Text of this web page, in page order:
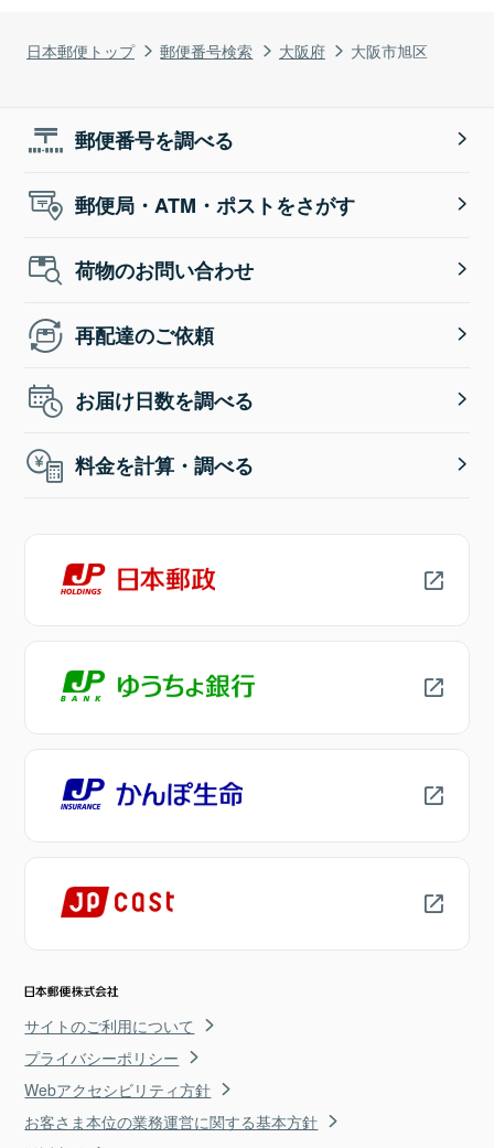
日本郵便トップ 郵便番号検索 大阪府 大阪市旭区
郵便番号を調べる
郵便局・ATM・ポストをさがす
荷物のお問い合わせ
再配達のご依頼
お届け日数を調べる
料金を計算・調べる
サイトのご利用について
プライバシーポリシー
Webアクセシビリティ方針
お客さま本位の業務運営に関する基本方針